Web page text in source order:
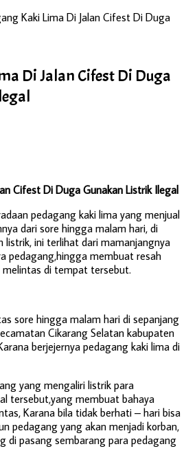
Kaki Lima Di Jalan Cifest Di Duga
Di Jalan Cifest Di Duga
Cifest Di Duga Gunakan Listrik Ilegal
pedagang kaki lima yang menjual
dari sore hingga malam hari, di
listrik, ini terlihat dari mamanjangnya
pedagang,hingga membuat resah
di tempat tersebut.
sore hingga malam hari di sepanjang
Cikarang Selatan kabupaten
berjejernya pedagang kaki lima di
yang mengaliri listrik para
tersebut,yang membuat bahaya
Karana bila tidak berhati – hari bisa
pedagang yang akan menjadi korban,
di pasang sembarang para pedagang